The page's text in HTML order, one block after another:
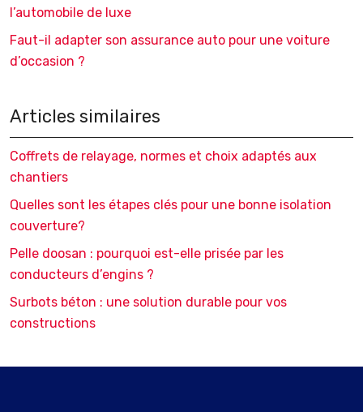
l’automobile de luxe
Faut-il adapter son assurance auto pour une voiture
d’occasion ?
Articles similaires
Coffrets de relayage, normes et choix adaptés aux
chantiers
Quelles sont les étapes clés pour une bonne isolation
couverture?
Pelle doosan : pourquoi est-elle prisée par les
conducteurs d’engins ?
Surbots béton : une solution durable pour vos
constructions